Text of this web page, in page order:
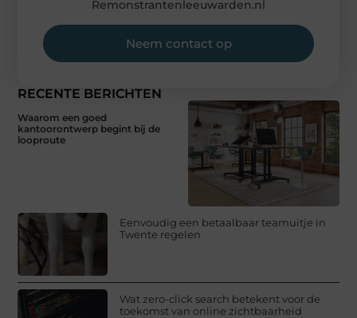
RECENTE BERICHTEN
Waarom een goed
kantoorontwerp begint bij de
looproute
Eenvoudig een betaalbaar teamuitje in
Twente regelen
Wat zero-click search betekent voor de
toekomst van online zichtbaarheid
Remonstrantenleeuwarden.nl
Neem contact op